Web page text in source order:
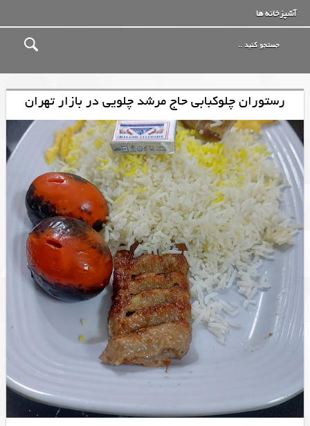
آشپزخانه ها
رستوران چلوکبابی حاج مرشد چلویی در بازار تهران